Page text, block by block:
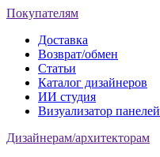
Покупателям
Доставка
Возврат/обмен
Статьи
Каталог дизайнеров
ИИ студия
Визуализатор панелей
Дизайнерам/архитекторам